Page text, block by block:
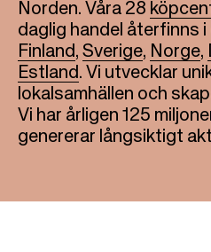
Norden. Våra 28
daglig handel återfinns
Finland, Sverige, Norge,
Estland. Vi utvecklar
lokalsamhällen och
Vi har årligen 125
genererar långsiktigt